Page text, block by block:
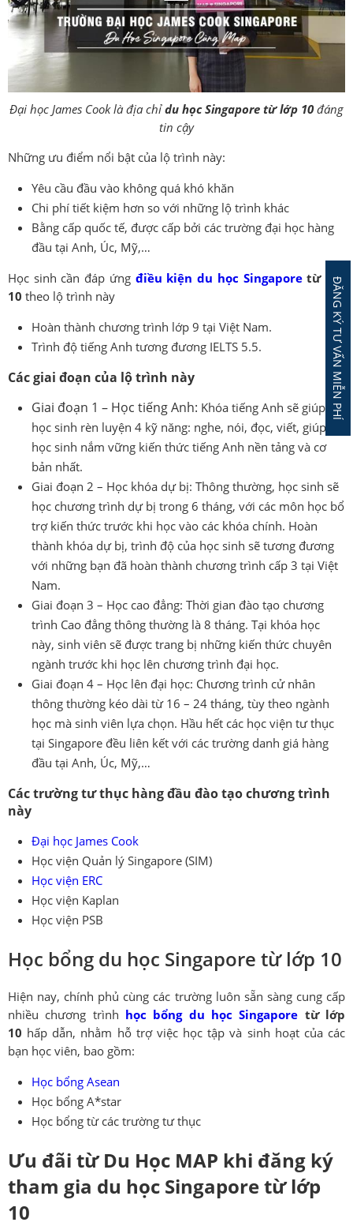
Đại học James Cook là địa chỉdu học Singapore từ lớp 10 đáng
tin cậy
Những ưu điểm nổi bật của lộ trình này:
Yêu cầu đầu vào không quá khó khăn
Chi phí tiết kiệm hơn so với những lộ trình khác
Bằng cấp quốc tế, được cấp bởi các trường đại học hàng
đầu tại Anh, Úc, Mỹ,…
Học sinh cần đáp ứng điều kiện du học Singaporetừ lớp
10 theo lộ trình này
Hoàn thành chương trình lớp 9 tại Việt Nam.
Trình độ tiếng Anh tương đương IELTS 5.5.
Các giai đoạn của lộ trình này
Giai đoạn 1 – Học tiếng Anh: Khóa tiếng Anh sẽ giúp
học sinh rèn luyện 4 kỹ năng: nghe, nói, đọc, viết, giúp
học sinh nắm vững kiến thức tiếng Anh nền tảng và cơ
bản nhất.
Giai đoạn 2 – Học khóa dự bị: Thông thường, học sinh sẽ
học chương trình dự bị trong 6 tháng, với các môn học bổ
trợ kiến thức trước khi học vào các khóa chính. Hoàn
thành khóa dự bị, trình độ của học sinh sẽ tương đương
với những bạn đã hoàn thành chương trình cấp 3 tại Việt
Nam.
Giai đoạn 3 – Học cao đẳng: Thời gian đào tạo chương
trình Cao đẳng thông thường là 8 tháng. Tại khóa học
này, sinh viên sẽ được trang bị những kiến thức chuyên
ngành trước khi học lên chương trình đại học.
Giai đoạn 4 – Học lên đại học: Chương trình cử nhân
thông thường kéo dài từ 16 – 24 tháng, tùy theo ngành
học mà sinh viên lựa chọn. Hầu hết các học viện tư thục
tại Singapore đều liên kết với các trường danh giá hàng
đầu tại Anh, Úc, Mỹ,…
Các trường tư thục hàng đầu đào tạo chương trình
này
Đại học James Cook
Học viện Quản lý Singapore (SIM)
Học viện ERC
Học viện Kaplan
Học viện PSB
Học bổng du học Singapore từ lớp 10
Hiện nay, chính phủ cùng các trường luôn sẵn sàng cung cấp
nhiều chương trình học bổng du học Singapore từ lớp
10 hấp dẫn, nhằm hỗ trợ việc học tập và sinh hoạt của các
bạn học viên, bao gồm:
Học bổng Asean
Học bổng A*star
Học bổng từ các trường tư thục
Ưu đãi từ Du Học MAP khi đăng ký
tham gia du học Singapore từ lớp
10
ĐĂNG KÝ TƯ VẤN MIỄN PHÍ